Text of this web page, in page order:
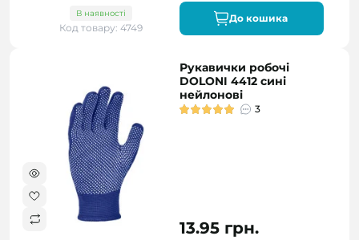
В наявності
Код товару: 4749
До кошика
Рукавички робочі
DOLONI 4412 сині
нейлонові
3
13.95 грн.